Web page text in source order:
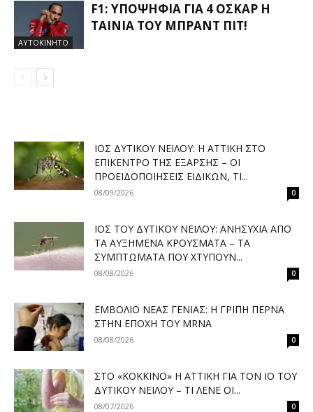
ΑΥΤΟΚΙΝΗΤΟ
F1: ΥΠΟΨΉΦΙΑ ΓΙΑ 4 ΌΣΚΑΡ Η
ΤΑΙΝΊΑ ΤΟΥ ΜΠΡΑΝΤ ΠΙΤ!
ΙΌΣ ΔΥΤΙΚΟΎ ΝΕΊΛΟΥ: Η ΑΤΤΙΚΉ ΣΤΟ
ΕΠΊΚΕΝΤΡΟ ΤΗΣ ΈΞΑΡΣΗΣ – ΟΙ
ΠΡΟΕΙΔΟΠΟΙΉΣΕΙΣ ΕΙΔΙΚΏΝ, ΤΙ...
08/09/2026 0
ΙΌΣ ΤΟΥ ΔΥΤΙΚΟΎ ΝΕΊΛΟΥ: ΑΝΗΣΥΧΊΑ ΑΠΌ
ΤΑ ΑΥΞΗΜΈΝΑ ΚΡΟΎΣΜΑΤΑ – ΤΑ
ΣΥΜΠΤΏΜΑΤΑ ΠΟΥ ΧΤΥΠΟΎΝ...
08/08/2026 0
ΕΜΒΌΛΙΟ ΝΈΑΣ ΓΕΝΙΆΣ: Η ΓΡΊΠΗ ΠΕΡΝΆ
ΣΤΗΝ ΕΠΟΧΉ ΤΟΥ MRNA
08/08/2026 0
ΣΤΟ «ΚΌΚΚΙΝΟ» Η ΑΤΤΙΚΉ ΓΙΑ ΤΟΝ ΙΌ ΤΟΥ
ΔΥΤΙΚΟΎ ΝΕΊΛΟΥ – ΤΙ ΛΈΝΕ ΟΙ...
08/07/2026 0